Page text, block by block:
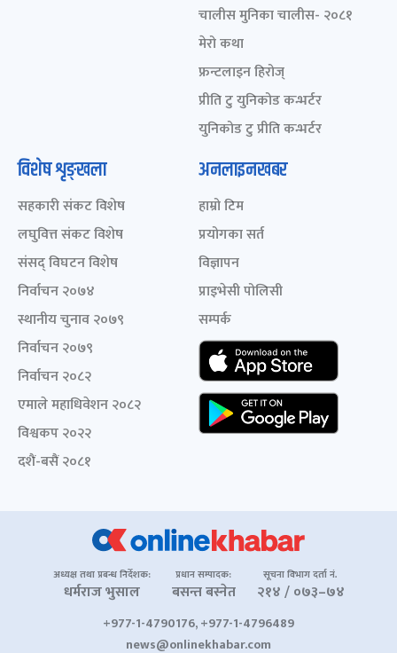
चालीस मुनिका चालीस- २०८१
मेरो कथा
फ्रन्टलाइन हिरोज्
प्रीति टु युनिकोड कन्भर्टर
युनिकोड टु प्रीति कन्भर्टर
विशेष शृङ्खला
सहकारी संकट विशेष
लघुवित्त संकट विशेष
संसद् विघटन विशेष
निर्वाचन २०७४
स्थानीय चुनाव २०७९
निर्वाचन २०७९
निर्वाचन २०८२
एमाले महाधिवेशन २०८२
विश्वकप २०२२
दशैं-बसैं २०८१
अनलाइनखबर
हाम्रो टिम
प्रयोगका सर्त
विज्ञापन
प्राइभेसी पोलिसी
सम्पर्क
अध्यक्ष तथा प्रबन्ध निर्देशक:
धर्मराज भुसाल
प्रधान सम्पादक:
बसन्त बस्नेत
सूचना विभाग दर्ता नं.
२१४ / ०७३–७४
+977-1-4790176, +977-1-4796489
news@onlinekhabar.com